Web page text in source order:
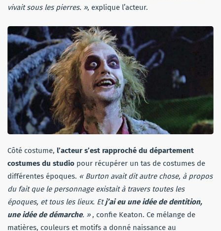
vivait sous les pierres. », explique l’acteur.
Côté costume, l’acteur s’est rapproché du département
costumes du studio pour récupérer un tas de costumes de
différentes époques. « Burton avait dit autre chose, à propos
du fait que le personnage existait à travers toutes les
époques, et tous les lieux. Etj’ai eu une idée de dentition,
une idée de démarche. », confie Keaton. Ce mélange de
matières, couleurs et motifs a donné naissance au